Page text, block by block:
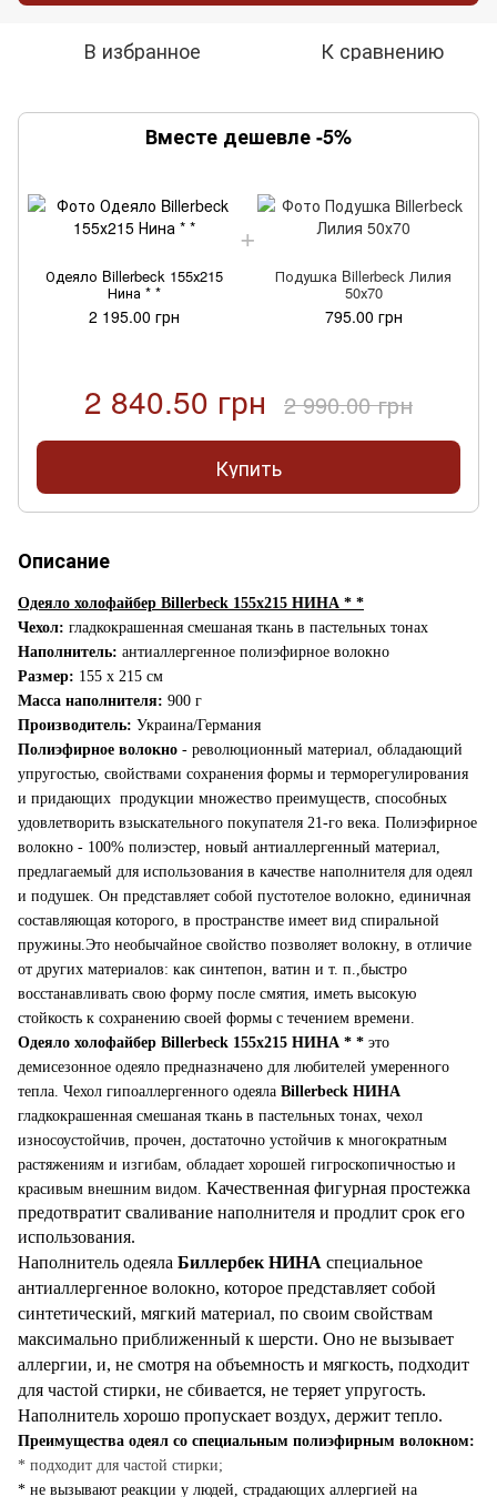
В избранное К сравнению
Вместе дешевле -5%
Одеяло Billerbeck 155х215
Нина * *
2 195.00 грн
Подушка Billerbeck Лилия
50х70
795.00 грн
2 840.50 грн 2 990.00 грн
Купить
Описание
Одеяло холофайбер Billerbeck 155х215 НИНА * *
Чехол: гладкокрашенная смешаная ткань в пастельных тонах
Наполнитель: антиаллергенное полиэфирное волокно
Размер: 155 х 215 см
Масса наполнителя: 900 г
Производитель: Украина/Германия
Полиэфирное волокно - революционный материал, обладающий
упругостью, свойствами сохранения формы и терморегулирования
и придающих продукции множество преимуществ, способных
удовлетворить взыскательного покупателя 21-го века. Полиэфирное
волокно - 100% полиэстер, новый антиаллергенный материал,
предлагаемый для использования в качестве наполнителя для одеял
и подушек. Он представляет собой пустотелое волокно, единичная
составляющая которого, в пространстве имеет вид спиральной
пружины.Это необычайное свойство позволяет волокну, в отличие
от других материалов: как синтепон, ватин и т. п.,быстро
восстанавливать свою форму после смятия, иметь высокую
стойкость к сохранению своей формы с течением времени.
Одеяло холофайбер Billerbeck 155х215 НИНА * * это
демисезонное одеяло предназначено для любителей умеренного
тепла. Чехол гипоаллергенного одеяла Billerbeck НИНА
гладкокрашенная смешаная ткань в пастельных тонах, чехол
износоустойчив, прочен, достаточно устойчив к многократным
растяжениям и изгибам, обладает хорошей гигроскопичностью и
красивым внешним видом. Качественная фигурная простежка
предотвратит сваливание наполнителя и продлит срок его
использования.
Наполнитель одеяла Биллербек НИНА специальное
антиаллергенное волокно, которое представляет собой
синтетический, мягкий материал, по своим свойствам
максимально приближенный к шерсти. Оно не вызывает
аллергии, и, не смотря на объемность и мягкость, подходит
для частой стирки, не сбивается, не теряет упругость.
Наполнитель хорошо пропускает воздух, держит тепло.
Преимущества одеял со специальным полиэфирным волокном:
* подходит для частой стирки;
* не вызывают реакции у людей, страдающих аллергией на